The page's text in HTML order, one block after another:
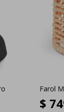
Farol
$